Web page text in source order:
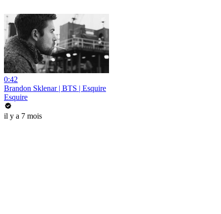
0:42
Brandon Sklenar | BTS | Esquire
Esquire
il y a 7 mois